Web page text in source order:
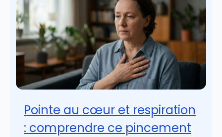
Pointe au cœur et respiration
: comprendre ce pincement